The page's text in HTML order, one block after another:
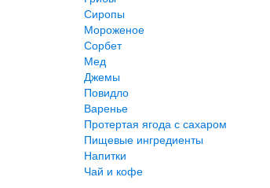
Сиропы
Мороженое
Сорбет
Мед
Джемы
Повидло
Варенье
Протертая ягода с сахаром
Пищевые ингредиенты
Напитки
Чай и кофе